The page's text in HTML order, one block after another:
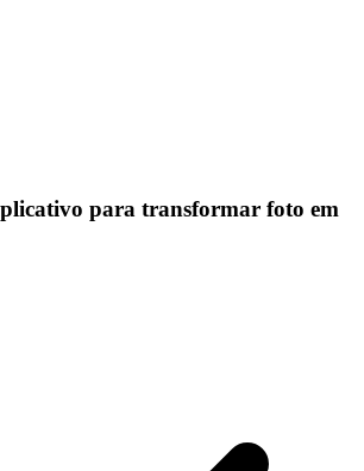
para transformar foto em